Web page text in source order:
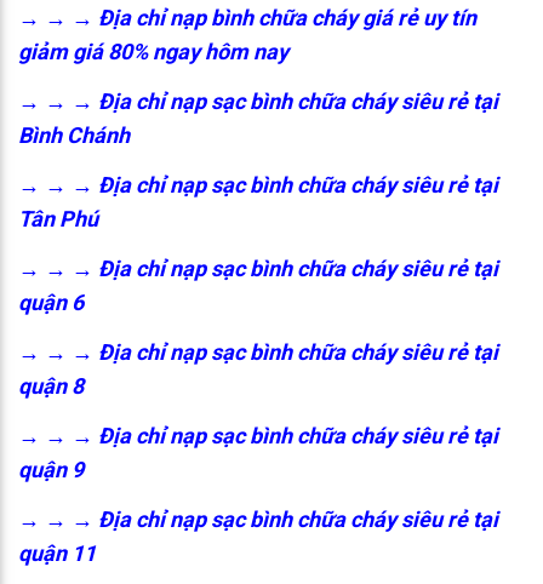
→ → → Địa chỉ nạp bình chữa cháy giá rẻ uy tín
giảm giá 80% ngay hôm nay
→ → → Địa chỉ nạp sạc bình chữa cháy siêu rẻ tại
Bình Chánh
→ → → Địa chỉ nạp sạc bình chữa cháy siêu rẻ tại
Tân Phú
→ → → Địa chỉ nạp sạc bình chữa cháy siêu rẻ tại
quận 6
→ → → Địa chỉ nạp sạc bình chữa cháy siêu rẻ tại
quận 8
→ → → Địa chỉ nạp sạc bình chữa cháy siêu rẻ tại
quận 9
→ → → Địa chỉ nạp sạc bình chữa cháy siêu rẻ tại
quận 11